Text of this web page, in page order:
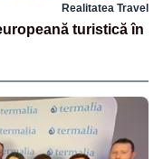
Realitatea Travel
turistică în